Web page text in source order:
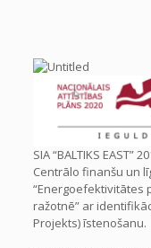
SIA “BALTIKS
Centrālo finanšu un
“Energoefektivitātes
ražotnē” ar
Projekts) īstenošanu.